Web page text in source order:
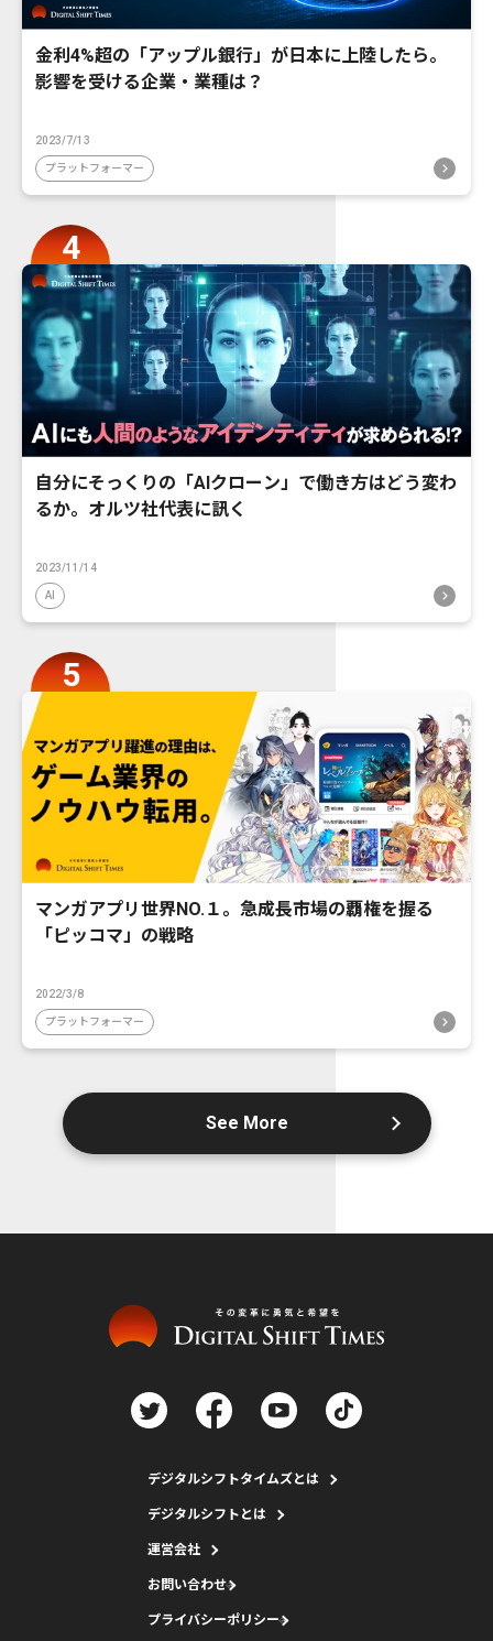
金利4%超の「アップル銀行」が日本に上陸したら。
影響を受ける企業・業種は？
2023/7/13
プラットフォーマー
自分にそっくりの「AIクローン」で働き方はどう変わ
るか。オルツ社代表に訊く
2023/11/14
AI
マンガアプリ世界NO.１。急成長市場の覇権を握る
「ピッコマ」の戦略
2022/3/8
プラットフォーマー
See More
デジタルシフトタイムズとは
デジタルシフトとは
運営会社
お問い合わせ
プライバシーポリシー